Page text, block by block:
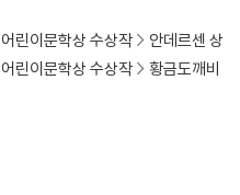
어린이문학상 수상작
안데르센 상
어린이문학상 수상작
황금도깨비